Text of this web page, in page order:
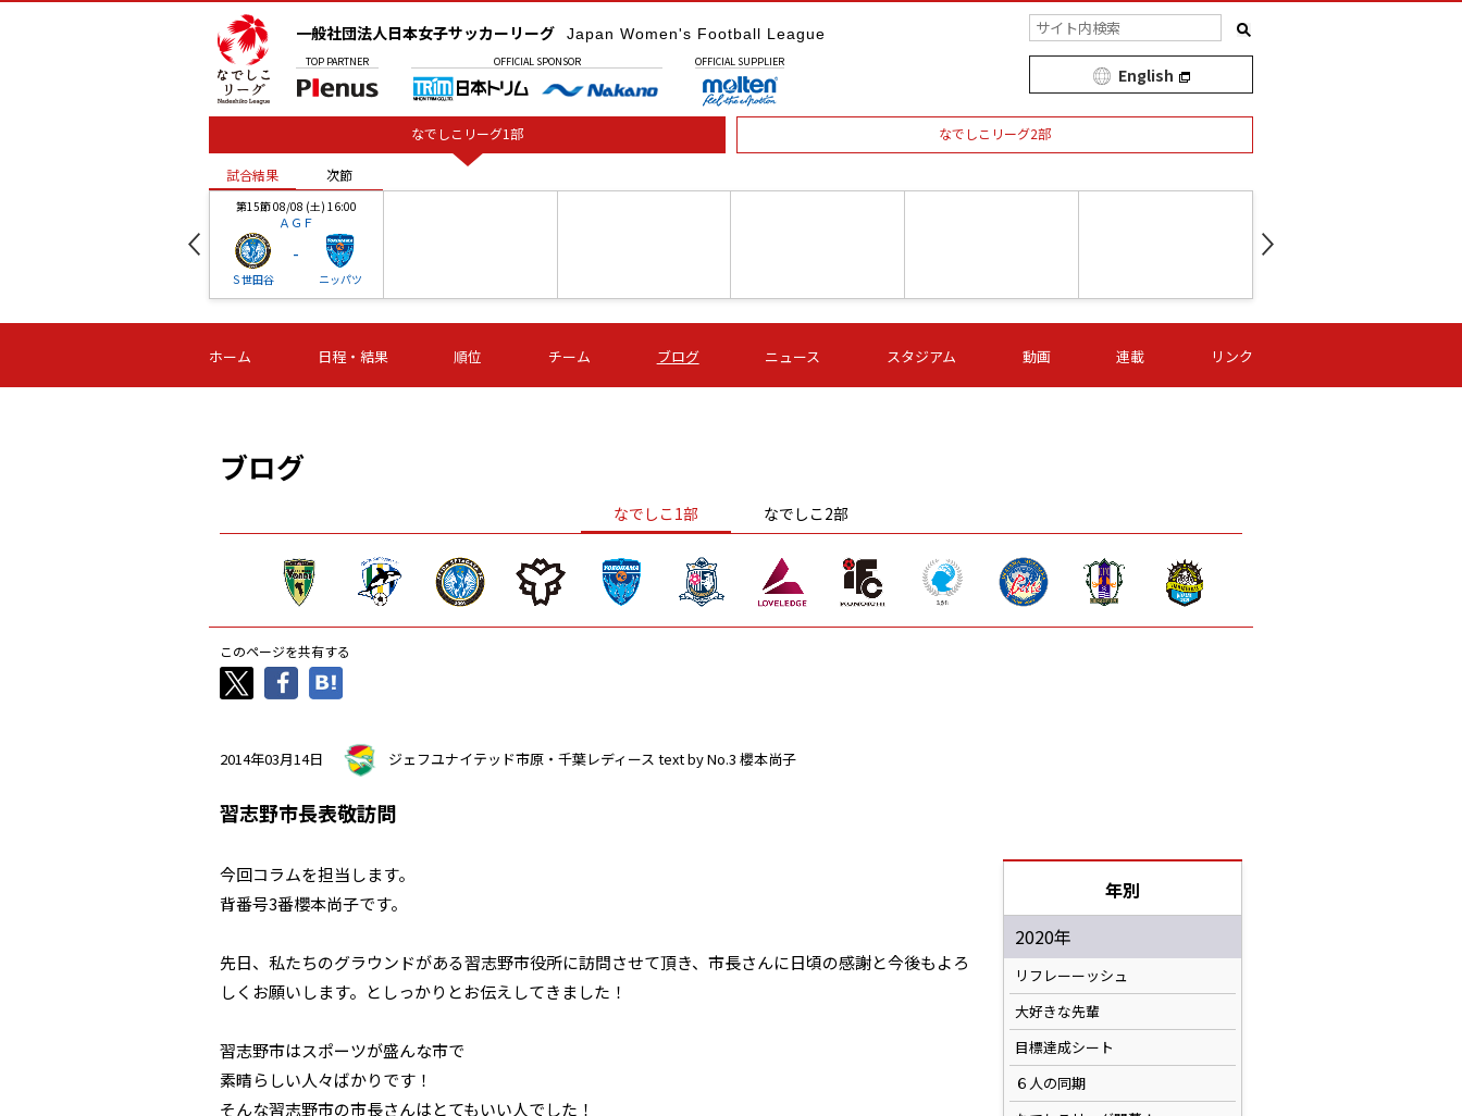
一般社団法人日本女子サッカーリーグ Japan Women's Football League
TOP PARTNER OFFICIAL SPONSOR OFFICIAL SUPPLIER
English
なでしこリーグ1部 なでしこリーグ2部
試合結果 次節
第15節 08/08 (土) 16:00
ＡＧＦ
Ｓ世田谷
-
ニッパツ
-
第16節 09/05 (土) 15:00
ニッパツ
-
第16節 09/05 (土) 15:00
石人の星
-
第16節 09/05 (土) 16:00
ＡＧＦ
-
いちご
-
第16節 09/06 (日) 15:00
-
第16節 09/06 (日) 15:00
- -
試合結果 次節
ホーム 日程・結果 順位 チーム ブログ ニュース スタジアム 動画 連載 リンク
ブログ
なでしこ1部 なでしこ2部
このページを共有する
2014年03月14日 ジェフユナイテッド市原・千葉レディース text by No.3 櫻本尚子
習志野市長表敬訪問
今回コラムを担当します。
背番号3番櫻本尚子です。
先日、私たちのグラウンドがある習志野市役所に訪問させて頂き、市長さんに日頃の感謝と今後もよろ
しくお願いします。としっかりとお伝えしてきました！
習志野市はスポーツが盛んな市で
素晴らしい人々ばかりです！
そんな習志野市の市長さんはとてもいい人でした！
年別
2020年
リフレーーッシュ
大好きな先輩
目標達成シート
６人の同期